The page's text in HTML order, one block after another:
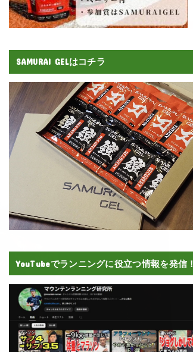
SAMURAI GELはコチラ
YouTubeでランニングに役立つ情報を発信！